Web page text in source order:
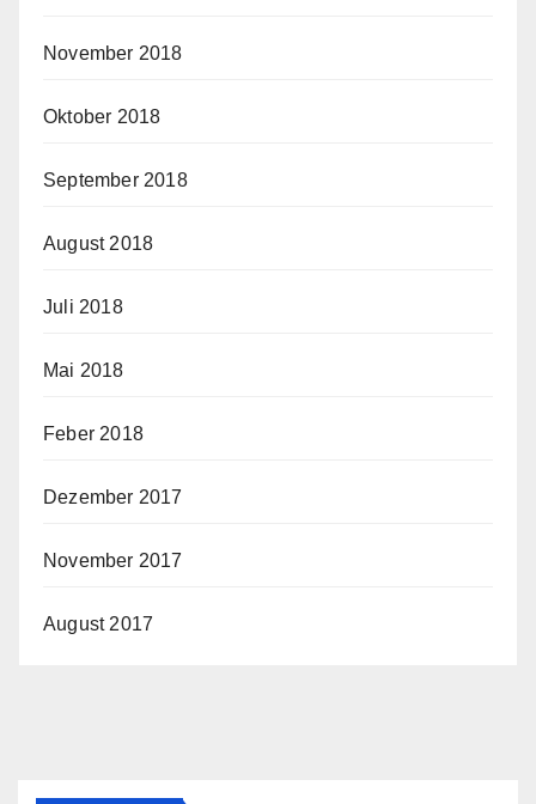
November 2018
Oktober 2018
September 2018
August 2018
Juli 2018
Mai 2018
Feber 2018
Dezember 2017
November 2017
August 2017